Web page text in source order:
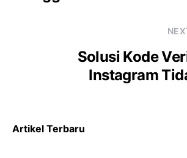
Solusi Kode
Instagram
Artikel Terbaru